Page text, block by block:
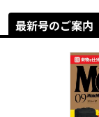
最新号のご案内